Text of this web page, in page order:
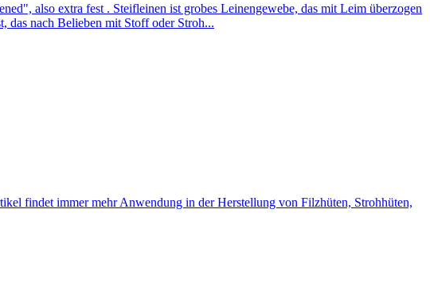
also extra fest . Steifleinen ist grobes Leinengewebe, das mit Leim überzogen
das nach Belieben mit Stoff oder Stroh...
findet immer mehr Anwendung in der Herstellung von Filzhüten, Strohhüten,